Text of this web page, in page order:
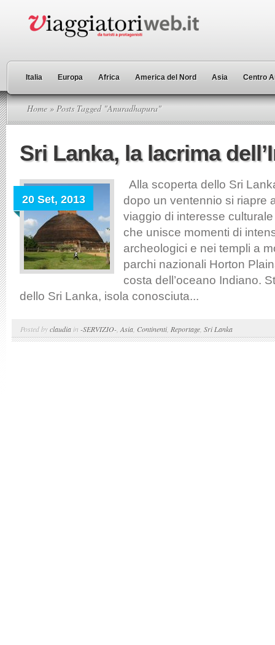
Italia Europa Africa America del Nord Asia Centro
Home » Posts Tagged "Anuradhapura"
Sri Lanka, la lacrima
20 Set, 2013
Alla scoperta dello Sri
dopo un ventennio si riapre
viaggio di interesse
che unisce momenti di
archeologici e nei templi a
parchi nazionali Horton
costa dell’oceano Indiano.
dello Sri Lanka, isola conosciuta...
Posted byclaudia in -SERVIZIO- Asia Continenti, Reportage Sri Lanka